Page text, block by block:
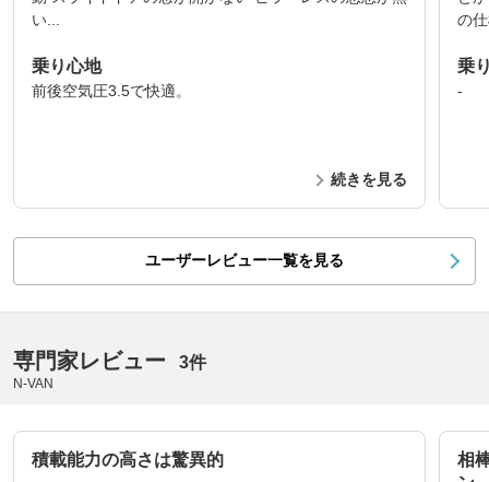
い...
乗り心地
前後空気圧3.5で快適。
続きを見る
の
乗
-
ユーザーレビュー一覧を見る
専門家レビュー 3件
N-VAN
積載能力の高さは驚異的
相